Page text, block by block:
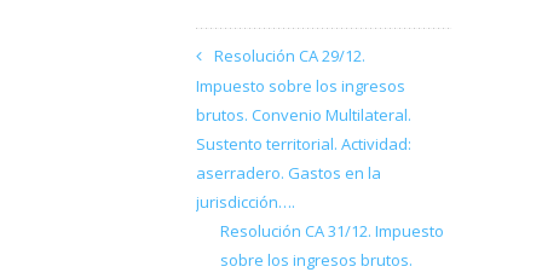
Resolución CA 29/12.
Impuesto sobre los ingresos
brutos. Convenio Multilateral.
Sustento territorial. Actividad:
aserradero. Gastos en la
jurisdicción….
Resolución CA 31/12. Impuesto
sobre los ingresos brutos.